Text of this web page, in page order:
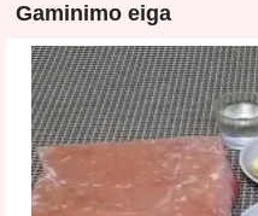
Gaminimo eiga